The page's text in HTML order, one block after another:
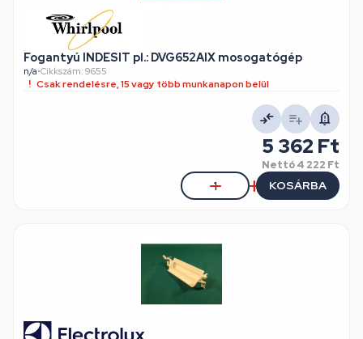
Fogantyú INDESIT pl.: DVG652AIX mosogatógép
n/a•Cikkszám: 9655
Csak rendelésre, 15 vagy több munkanapon belül
5 362 Ft
Nettó4 222 Ft
KOSÁRBA